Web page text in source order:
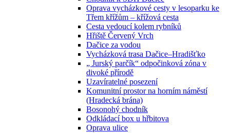
Oprava vycházkové cesty v lesoparku ke
Třem křížům – křížová cesta
Cesta vedoucí kolem rybníků
Hřiště Červený Vrch
Dačice za vodou
Vycházková trasa Dačice–Hradišťko
„ Jurský parčík“ odpočinková zóna v
divoké přírodě
Uzavíratelné posezení
Komunitní prostor na horním náměstí
(Hradecká brána)
Bosonohý chodník
Odkládací box u hřbitova
Oprava ulice